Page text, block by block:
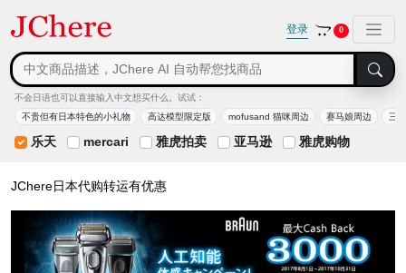
登录 0
不会日语也可以直接输入中文想买什么。试试：
不贵但有日本特色的小礼物
高达模型限定版 mofusand 猫咪周边 赛马娘周边 三
乐天 mercari 雅虎拍卖 亚马逊 雅虎购物
JChere日本代购转运有优惠